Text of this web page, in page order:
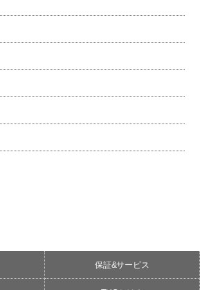
保証&サービス